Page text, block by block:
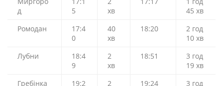
д
5
хв
45 хв
Ромодан
17:4
0
40
хв
18:20
2 год
10 хв
Лубни
18:4
9
2
хв
18:51
3 год
19 хв
Гребінка
19:2
2
19:24
3 год